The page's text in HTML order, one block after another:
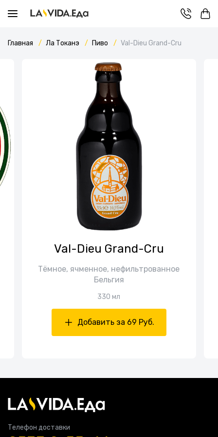
Главная Ла Токанэ Пиво Val-Dieu Grand-Cru
Val-Dieu Grand-Cru
Тёмное, ячменное, нефильтрованное
Бельгия
330 мл
Добавить за 69 Руб.
Телефон доставки